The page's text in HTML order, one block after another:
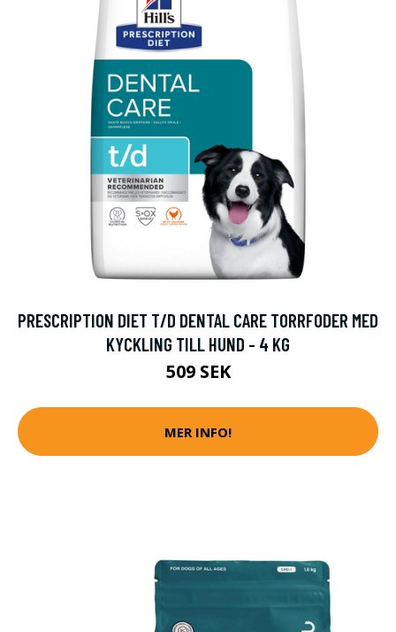
PRESCRIPTION DIET T/D DENTAL CARE TORRFODER MED
KYCKLING TILL HUND - 4 KG
509 SEK
MER INFO!